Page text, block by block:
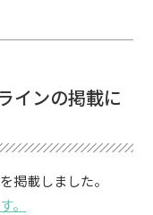
インの掲載に
掲載しました。
。